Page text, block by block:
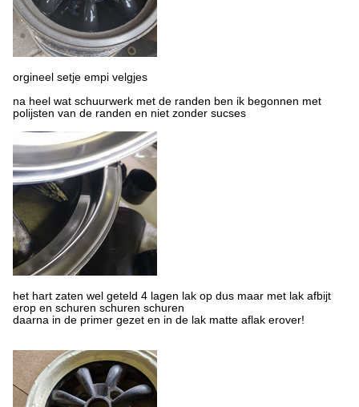
orgineel setje empi velgjes
na heel wat schuurwerk met de randen ben ik begonnen met
polijsten van de randen en niet zonder sucses
het hart zaten wel geteld 4 lagen lak op dus maar met lak afbijt
erop en schuren schuren schuren
daarna in de primer gezet en in de lak matte aflak erover!